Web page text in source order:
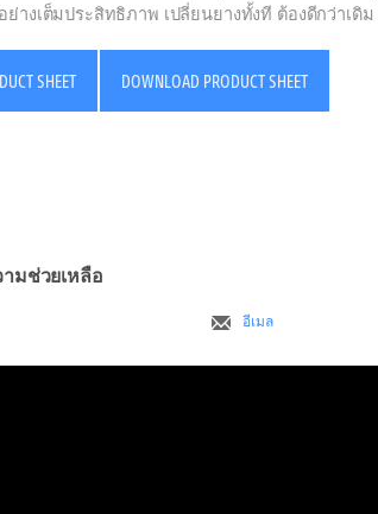
างเต็มประสิทธิภาพ เปลี่ยนยางทั้งที ต้องดีกว่าเดิม
SHEET DOWNLOAD PRODUCT SHEET
มช่วยเหลือ
อีเมล